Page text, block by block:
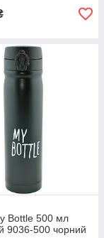
Bottle 500 мл
9036-500 чорний